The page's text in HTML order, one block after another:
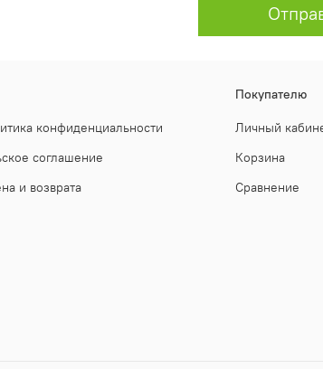
конфиденциальности
соглашение
и возврата
Покупателю
Личный
Корзина
Сравнение